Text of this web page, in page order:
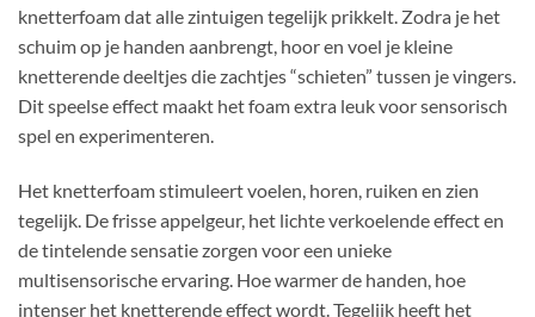
knetterfoam dat alle zintuigen tegelijk prikkelt. Zodra je het
schuim op je handen aanbrengt, hoor en voel je kleine
knetterende deeltjes die zachtjes “schieten” tussen je vingers.
Dit speelse effect maakt het foam extra leuk voor sensorisch
spel en experimenteren.
Het knetterfoam stimuleert voelen, horen, ruiken en zien
tegelijk. De frisse appelgeur, het lichte verkoelende effect en
de tintelende sensatie zorgen voor een unieke
multisensorische ervaring. Hoe warmer de handen, hoe
intenser het knetterende effect wordt. Tegelijk heeft het